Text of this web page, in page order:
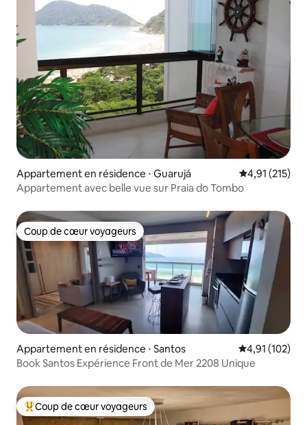
Appartement en résidence ⋅ Guarujá Évaluation
4,91 (215)
Appartement avec belle vue sur Praia do Tombo
Coup de cœur voyageurs
Coup de cœur voyageurs
Appartement en résidence ⋅ Santos Évaluation
4,91 (102)
Book Santos Expérience Front de Mer 2208 Unique
Coups de cœur voyageurs les plus appréciés
Coup de cœur voyageurs